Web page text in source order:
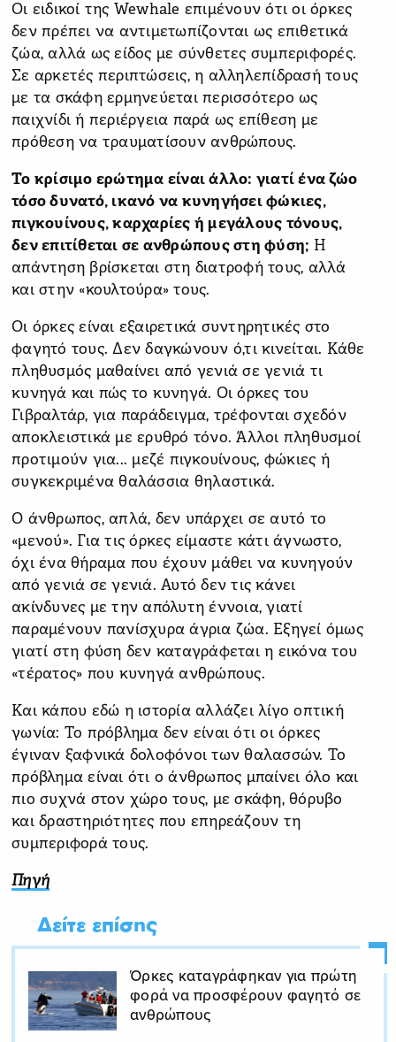
Οι ειδικοί της Wewhale επιμένουν ότι οι όρκες
δεν πρέπει να αντιμετωπίζονται ως επιθετικά
ζώα, αλλά ως είδος με σύνθετες συμπεριφορές.
Σε αρκετές περιπτώσεις, η αλληλεπίδρασή τους
με τα σκάφη ερμηνεύεται περισσότερο ως
παιχνίδι ή περιέργεια παρά ως επίθεση με
πρόθεση να τραυματίσουν ανθρώπους.
Το κρίσιμο ερώτημα είναι άλλο: γιατί ένα ζώο
τόσο δυνατό, ικανό να κυνηγήσει φώκιες,
πιγκουίνους, καρχαρίες ή μεγάλους τόνους,
δεν επιτίθεται σε ανθρώπους στη φύση; Η
απάντηση βρίσκεται στη διατροφή τους, αλλά
και στην «κουλτούρα» τους.
Οι όρκες είναι εξαιρετικά συντηρητικές στο
φαγητό τους. Δεν δαγκώνουν ό,τι κινείται. Κάθε
πληθυσμός μαθαίνει από γενιά σε γενιά τι
κυνηγά και πώς το κυνηγά. Οι όρκες του
Γιβραλτάρ, για παράδειγμα, τρέφονται σχεδόν
αποκλειστικά με ερυθρό τόνο. Άλλοι πληθυσμοί
προτιμούν για... μεζέ πιγκουίνους, φώκιες ή
συγκεκριμένα θαλάσσια θηλαστικά.
Ο άνθρωπος, απλά, δεν υπάρχει σε αυτό το
«μενού». Για τις όρκες είμαστε κάτι άγνωστο,
όχι ένα θήραμα που έχουν μάθει να κυνηγούν
από γενιά σε γενιά. Αυτό δεν τις κάνει
ακίνδυνες με την απόλυτη έννοια, γιατί
παραμένουν πανίσχυρα άγρια ζώα. Εξηγεί όμως
γιατί στη φύση δεν καταγράφεται η εικόνα του
«τέρατος» που κυνηγά ανθρώπους.
Και κάπου εδώ η ιστορία αλλάζει λίγο οπτική
γωνία: Το πρόβλημα δεν είναι ότι οι όρκες
έγιναν ξαφνικά δολοφόνοι των θαλασσών. Το
πρόβλημα είναι ότι ο άνθρωπος μπαίνει όλο και
πιο συχνά στον χώρο τους, με σκάφη, θόρυβο
και δραστηριότητες που επηρεάζουν τη
συμπεριφορά τους.
Πηγή
Δείτε επίσης
Όρκες καταγράφηκαν για πρώτη
φορά να προσφέρουν φαγητό σε
ανθρώπους